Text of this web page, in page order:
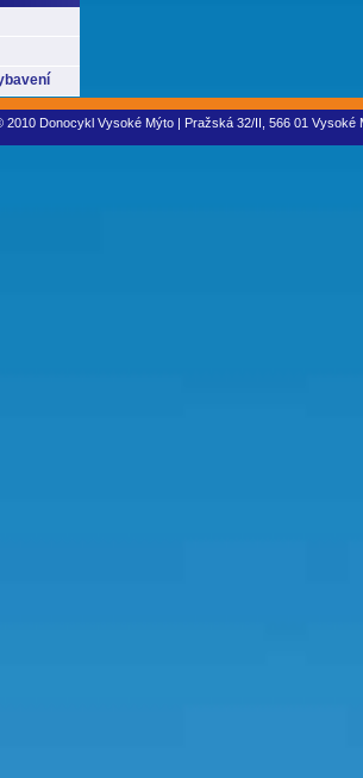
2010 Donocykl Vysoké Mýto | Pražská 32/II, 566 01 Vysoké